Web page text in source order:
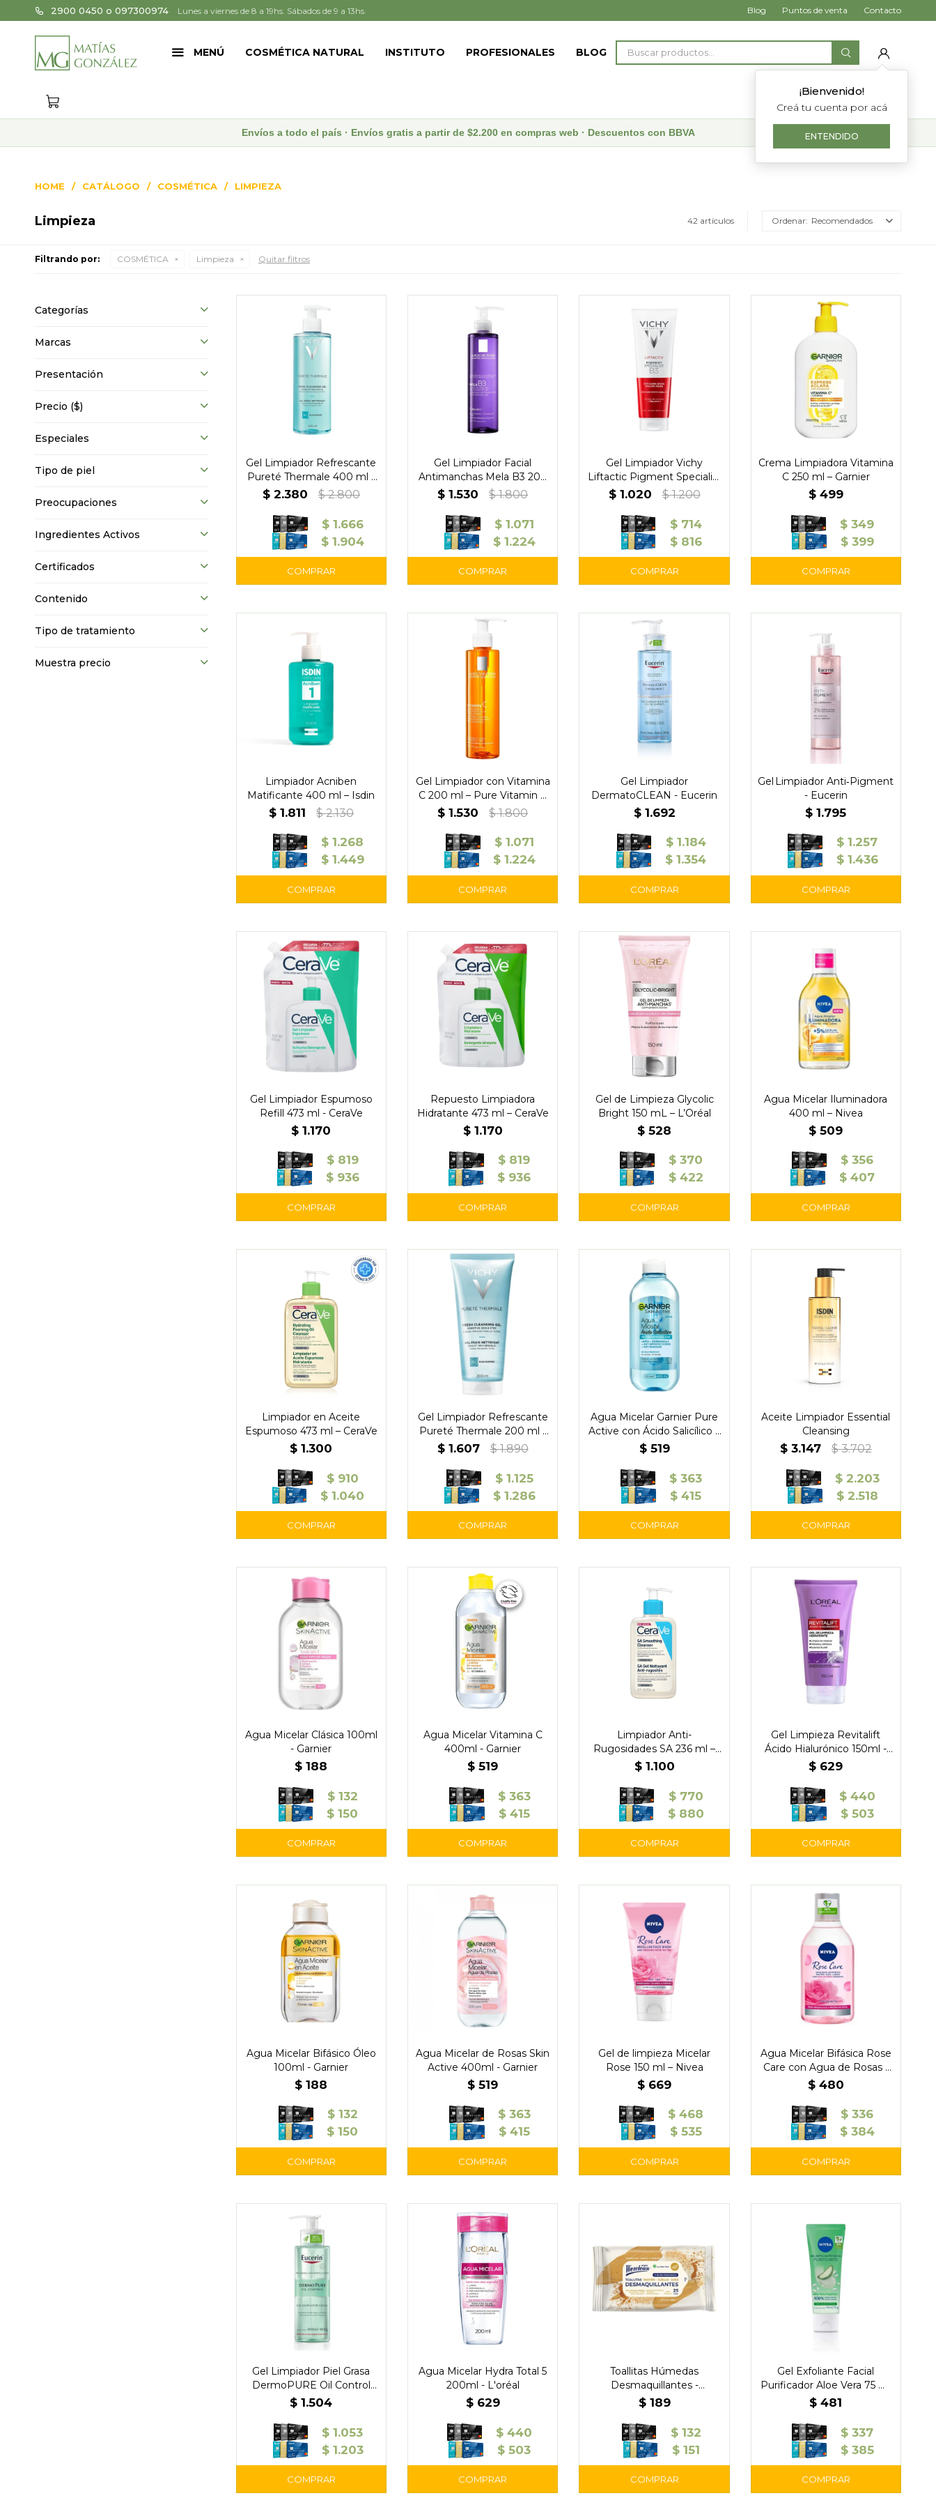
MENÚ COSMÉTICA NATURAL INSTITUTO PROFESIONALES BLOG
¡Bienvenido!
Creá tu cuenta por acá
ENTENDIDO
2900 0450 o 097300974 Lunes a viernes de 8 a 19hs. Sábados de 9 a 13hs. Blog Puntos de venta Contacto
Envíos a todo el país · Envíos gratis a partir de $2.200 en compras web · Descuentos con BBVA
HOME CATÁLOGO COSMÉTICA LIMPIEZA
Limpieza 42 artículos Recomendados
Filtrando por: COSMÉTICA Limpieza Quitar filtros
Gel Limpiador Refrescante
Pureté Thermale 400 ml -
Vichy
$ 2.380 $ 2.800
$ 1.666
$ 1.904
Gel Limpiador Facial
Antimanchas Mela B3 200
ml - La Roche-Posay
$ 1.530 $ 1.800
$ 1.071
$ 1.224
Gel Limpiador Vichy
Liftactic Pigment Specialist
B3 125 ml
$ 1.020 $ 1.200
$ 714
$ 816
Crema Limpiadora Vitamina
C 250 ml – Garnier
$ 499
$ 349
$ 399
Limpiador Acniben
Matificante 400 ml – Isdin
$ 1.811 $ 2.130
$ 1.268
$ 1.449
Gel Limpiador con Vitamina
C 200 ml – Pure Vitamin C
Moussant Cleanser
$ 1.530 $ 1.800
$ 1.071
$ 1.224
Gel Limpiador
DermatoCLEAN - Eucerin
$ 1.692
$ 1.184
$ 1.354
Gel Limpiador Anti‑Pigment
- Eucerin
$ 1.795
$ 1.257
$ 1.436
Gel Limpiador Espumoso
Refill 473 ml - CeraVe
$ 1.170
$ 819
$ 936
Repuesto Limpiadora
Hidratante 473 ml – CeraVe
$ 1.170
$ 819
$ 936
Gel de Limpieza Glycolic
Bright 150 mL – L’Oréal
$ 528
$ 370
$ 422
Agua Micelar Iluminadora
400 ml – Nivea
$ 509
$ 356
$ 407
Limpiador en Aceite
Espumoso 473 ml – CeraVe
$ 1.300
$ 910
$ 1.040
Gel Limpiador Refrescante
Pureté Thermale 200 ml -
Vichy
$ 1.607 $ 1.890
$ 1.125
$ 1.286
Agua Micelar Garnier Pure
Active con Ácido Salicílico –
Piel Grasa o con
$ 519
$ 363
$ 415
Aceite Limpiador Essential
Cleansing
$ 3.147 $ 3.702
$ 2.203
$ 2.518
Agua Micelar Clásica 100ml
- Garnier
$ 188
$ 132
$ 150
Agua Micelar Vitamina C
400ml - Garnier
$ 519
$ 363
$ 415
Limpiador Anti-
Rugosidades SA 236 ml –
CeraVe
$ 1.100
$ 770
$ 880
Gel Limpieza Revitalift
Ácido Hialurónico 150ml -
L'Oreal
$ 629
$ 440
$ 503
Agua Micelar Bifásico Óleo
100ml - Garnier
$ 188
$ 132
$ 150
Agua Micelar de Rosas Skin
Active 400ml - Garnier
$ 519
$ 363
$ 415
Gel de limpieza Micelar
Rose 150 ml – Nivea
$ 669
$ 468
$ 535
Agua Micelar Bifásica Rose
Care con Agua de Rosas -
Nivea
$ 480
$ 336
$ 384
Gel Limpiador Piel Grasa
DermoPURE Oil Control
200 ml - Eucerin
$ 1.504
$ 1.053
$ 1.203
Agua Micelar Hydra Total 5
200ml - L'oréal
$ 629
$ 440
$ 503
Toallitas Húmedas
Desmaquillantes -
WetClean
$ 189
$ 132
$ 151
Gel Exfoliante Facial
Purificador Aloe Vera 75 ml
– Nivea
$ 481
$ 337
$ 385
Categorías
Marcas
Presentación
Precio ($)
Especiales
Tipo de piel
Preocupaciones
Ingredientes Activos
Certificados
Contenido
Tipo de tratamiento
Muestra precio